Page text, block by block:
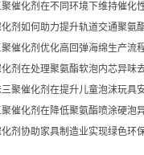
催化剂在不同环境下维持催化
剂如何助力提升轨道交通聚氨
催化剂优化高回弹海绵生产流
剂在处理聚氨酯软泡内芯异味
聚催化剂在提升儿童泡沫玩具
催化剂在降低聚氨酯喷涂硬泡
剂协助家具制造业实现绿色环